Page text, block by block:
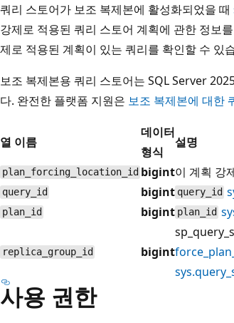
쿼리 스토어가 보조 복제본에 활성화되었을 때
강제로 적용된 쿼리 스토어 계획에 관한 정보
제로 적용된 계획이 있는 쿼리를 확인할 수 있
보조 복제본용 쿼리 스토어는 SQL Server
다. 완전한 플랫폼 지원은 보조 복제본에 대한
열 이름
데이터
형식
설명
plan_forcing_location_id bigint이 계획 강
query_id bigint query_id
plan_id bigint plan_id
replica_group_id bigint
사용 권한